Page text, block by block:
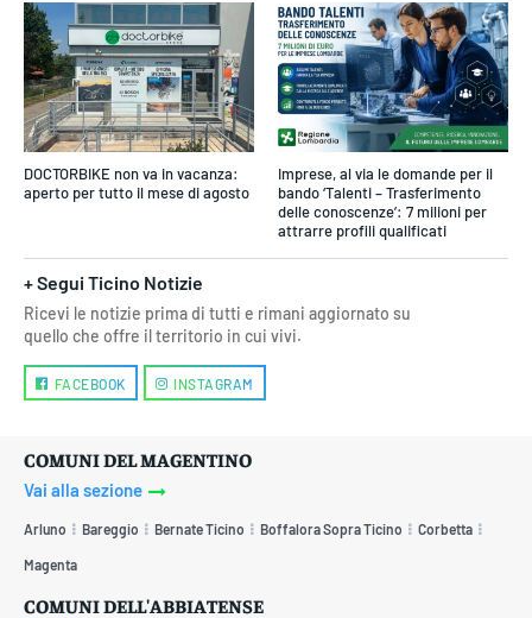
DOCTORBIKE non va in vacanza:
aperto per tutto il mese di agosto
Imprese, al via le domande per il
bando ‘Talenti – Trasferimento
delle conoscenze’: 7 milioni per
attrarre profili qualificati
+ Segui Ticino Notizie
Ricevi le notizie prima di tutti e rimani aggiornato su
quello che offre il territorio in cui vivi.
FACEBOOK INSTAGRAM
COMUNI DEL MAGENTINO
Vai alla sezione
Arluno Bareggio Bernate Ticino Boffalora Sopra Ticino Corbetta
Magenta
COMUNI DELL'ABBIATENSE